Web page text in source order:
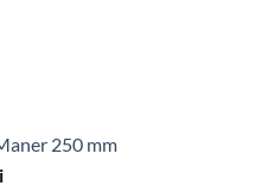
250 mm
Prețul